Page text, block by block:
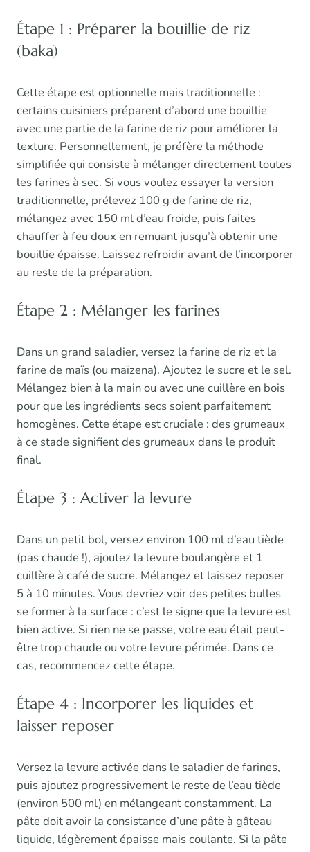
Étape 1 : Préparer la bouillie de riz
(baka)
Cette étape est optionnelle mais traditionnelle :
certains cuisiniers préparent d’abord une bouillie
avec une partie de la farine de riz pour améliorer la
texture. Personnellement, je préfère la méthode
simplifiée qui consiste à mélanger directement toutes
les farines à sec. Si vous voulez essayer la version
traditionnelle, prélevez 100 g de farine de riz,
mélangez avec 150 ml d’eau froide, puis faites
chauffer à feu doux en remuant jusqu’à obtenir une
bouillie épaisse. Laissez refroidir avant de l’incorporer
au reste de la préparation.
Étape 2 : Mélanger les farines
Dans un grand saladier, versez la farine de riz et la
farine de maïs (ou maïzena). Ajoutez le sucre et le sel.
Mélangez bien à la main ou avec une cuillère en bois
pour que les ingrédients secs soient parfaitement
homogènes. Cette étape est cruciale : des grumeaux
à ce stade signifient des grumeaux dans le produit
final.
Étape 3 : Activer la levure
Dans un petit bol, versez environ 100 ml d’eau tiède
(pas chaude !), ajoutez la levure boulangère et 1
cuillère à café de sucre. Mélangez et laissez reposer
5 à 10 minutes. Vous devriez voir des petites bulles
se former à la surface : c’est le signe que la levure est
bien active. Si rien ne se passe, votre eau était peut-
être trop chaude ou votre levure périmée. Dans ce
cas, recommencez cette étape.
Étape 4 : Incorporer les liquides et
laisser reposer
Versez la levure activée dans le saladier de farines,
puis ajoutez progressivement le reste de l’eau tiède
(environ 500 ml) en mélangeant constamment. La
pâte doit avoir la consistance d’une pâte à gâteau
liquide, légèrement épaisse mais coulante. Si la pâte